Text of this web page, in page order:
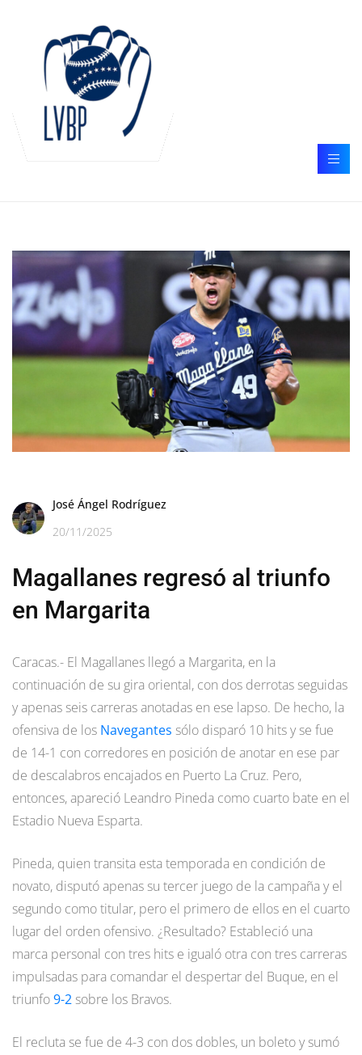
José Ángel Rodríguez
20/11/2025
Magallanes regresó al triunfo
en Margarita
Caracas.- El Magallanes llegó a Margarita, en la
continuación de su gira oriental, con dos derrotas seguidas
y apenas seis carreras anotadas en ese lapso. De hecho, la
ofensiva de los Navegantes sólo disparó 10 hits y se fue
de 14-1 con corredores en posición de anotar en ese par
de descalabros encajados en Puerto La Cruz. Pero,
entonces, apareció Leandro Pineda como cuarto bate en el
Estadio Nueva Esparta.
Pineda, quien transita esta temporada en condición de
novato, disputó apenas su tercer juego de la campaña y el
segundo como titular, pero el primero de ellos en el cuarto
lugar del orden ofensivo. ¿Resultado? Estableció una
marca personal con tres hits e igualó otra con tres carreras
impulsadas para comandar el despertar del Buque, en el
triunfo9-2 sobre los Bravos.
El recluta se fue de 4-3 con dos dobles, un boleto y sumó